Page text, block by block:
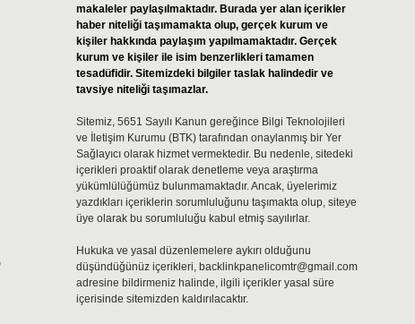
makaleler paylaşılmaktadır. Burada yer alan içerikler
haber niteliği taşımamakta olup, gerçek kurum ve
kişiler hakkında paylaşım yapılmamaktadır. Gerçek
kurum ve kişiler ile isim benzerlikleri tamamen
tesadüfidir. Sitemizdeki bilgiler taslak halindedir ve
tavsiye niteliği taşımazlar.
Sitemiz, 5651 Sayılı Kanun gereğince Bilgi Teknolojileri
ve İletişim Kurumu (BTK) tarafından onaylanmış bir Yer
Sağlayıcı olarak hizmet vermektedir. Bu nedenle, sitedeki
içerikleri proaktif olarak denetleme veya araştırma
yükümlülüğümüz bulunmamaktadır. Ancak, üyelerimiz
yazdıkları içeriklerin sorumluluğunu taşımakta olup, siteye
üye olarak bu sorumluluğu kabul etmiş sayılırlar.
Hukuka ve yasal düzenlemelere aykırı olduğunu
düşündüğünüz içerikleri, backlinkpanelicomtr@gmail.com
adresine bildirmeniz halinde, ilgili içerikler yasal süre
içerisinde sitemizden kaldırılacaktır.